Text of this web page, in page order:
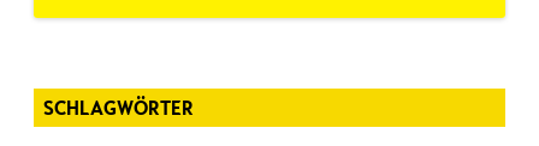
SCHLAGWÖRTER